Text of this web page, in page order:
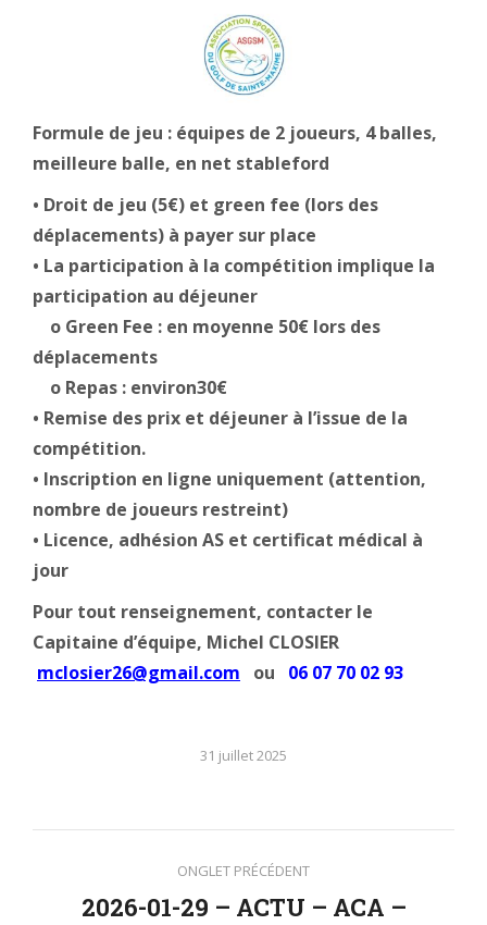
Formule de jeu : équipes de 2 joueurs, 4 balles,
meilleure balle, en net stableford
• Droit de jeu (5€) et green fee (lors des
déplacements) à payer sur place
• La participation à la compétition implique la
participation au déjeuner
o Green Fee : en moyenne 50€ lors des
déplacements
o Repas : environ30€
• Remise des prix et déjeuner à l’issue de la
compétition.
• Inscription en ligne uniquement (attention,
nombre de joueurs restreint)
• Licence, adhésion AS et certificat médical à
jour
Pour tout renseignement, contacter le
Capitaine d’équipe, Michel CLOSIER
mclosier26@gmail.com ou 06 07 70 02 93
31 juillet 2025
Navigation
ONGLET PRÉCÉDENT
2026-01-29 – ACTU – ACA –